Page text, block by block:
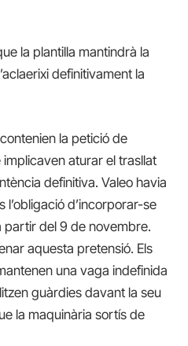
la plantilla mantindrà la
definitivament la
la petició de
aturar el trasllat
definitiva. Valeo havia
d’incorporar-se
partir del 9 de novembre.
aquesta pretensió. Els
una vaga indefinida
guàrdies davant la seu
la maquinària sortís de